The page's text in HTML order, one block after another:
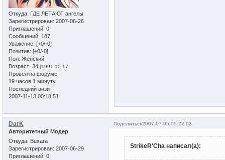
Откуда: ГДЕ ЛЕТАЮТ ангелы
Зарегистрирован: 2007-06-26
Приглашений: 0
Сообщений: 187
Уважение: [+0/-0]
Позитив: [+0/-0]
Пол: Женский
Возраст: 34 [1991-10-17]
Провел на форуме:
19 часов 1 минуту
Последний визит:
2007-11-13 00:18:51
Поделиться2007-07-05 05:22:03
DarK
Авторитетный Модер
Откуда: Buxara
Зарегистрирован: 2007-06-29
Приглашений: 0
StrikeR'Cha написал(а):